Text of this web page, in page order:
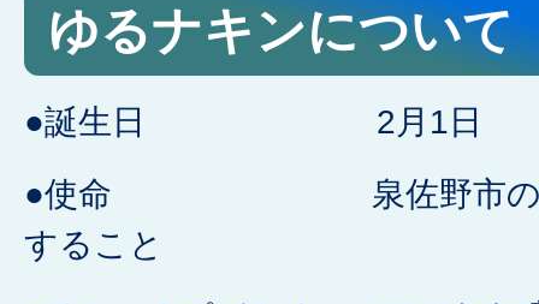
ゆるナキンについて
●誕生日 2月1日
●使命 泉佐野市のPR、
すること